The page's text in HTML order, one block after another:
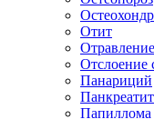
Отит
Отравление
Отслоение
Панариций
Панкреатит
Папиллома